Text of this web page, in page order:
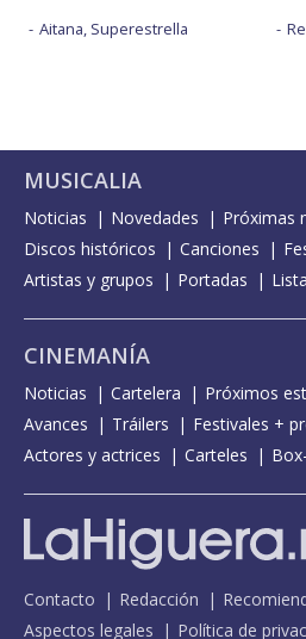
Aitana, Superestrella
MUSICALIA
Noticias Novedades
Próximas
Discos históricos
Canciones
Artistas y grupos
Portadas
CINEMANÍA
Noticias Cartelera Próximos
Avances
Tráilers
Festivales +
Actores y actrices
Carteles
Contacto Redacción
Aspectos legales
Política de